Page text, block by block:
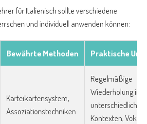
für Italienisch sollte verschiedene
und individuell anwenden können:
Bewährte Methoden Praktische
Karteikartensystem,
Assoziationstechniken
Regelmäßige
Wiederholung in
unterschiedlichen
Kontexten,